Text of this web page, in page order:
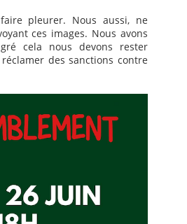
pleurer. Nous aussi, ne
ces images. Nous avons
cela nous devons rester
des sanctions contre